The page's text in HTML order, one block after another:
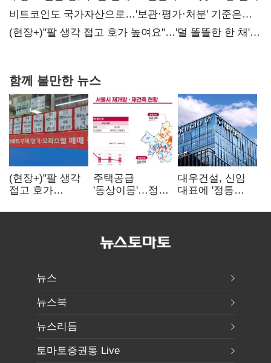
비트코인도 국가자산으로…'보관·평가·처분' 기준은
숙제
(현장+)"팔 생각 접고 호가 높여요"…'덜 똘똘한 한 채'
함께 볼만한 뉴스
(현장+)"팔 생각
접고 호가
똘똘한 한 채'
주택공급
'동상이몽'…정부
없으면 '공수표'
대우건설, 신임
대표에 '정통
부사장 내정
뉴스
뉴스북
뉴스리듬
토마토증권통 Live